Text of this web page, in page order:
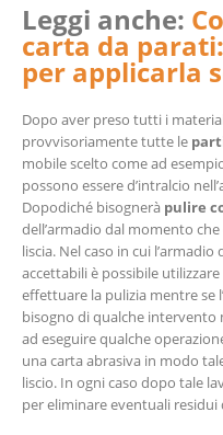
Leggi anche:
carta da
per applicarla
Dopo aver preso tutti i
provvisoriamente tutte le
mobile scelto come ad
possono essere d’intralcio
Dopodiché bisognerà pulire
dell’armadio dal momento
liscia. Nel caso in cui
accettabili è possibile
effettuare la pulizia mentre se
bisogno di qualche intervento
ad eseguire qualche
una carta abrasiva in modo
liscio. In ogni caso dopo tale
per eliminare eventuali residui